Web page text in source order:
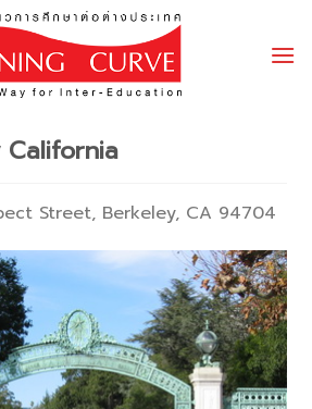
California
Street, Berkeley, CA 94704